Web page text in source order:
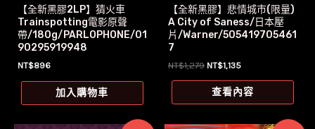
【全新黑膠2LP】猜火車
Trainspotting電影原聲
帶/180g/PARLOPHONE/01
90295919948
NT$896
加入購物車
【全新黑膠】悲情城市(限量)
A City of Saness/日本壓
片/Warner/505419705461
7
NT$1,279 原
價
格：
NT$1,135目
價
格：
查看內容